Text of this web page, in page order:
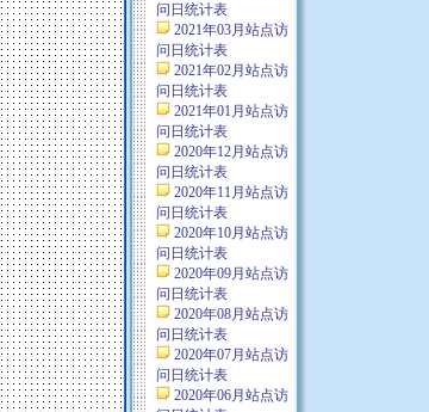
问日统计表
2021年03月站点访
问日统计表
2021年02月站点访
问日统计表
2021年01月站点访
问日统计表
2020年12月站点访
问日统计表
2020年11月站点访
问日统计表
2020年10月站点访
问日统计表
2020年09月站点访
问日统计表
2020年08月站点访
问日统计表
2020年07月站点访
问日统计表
2020年06月站点访